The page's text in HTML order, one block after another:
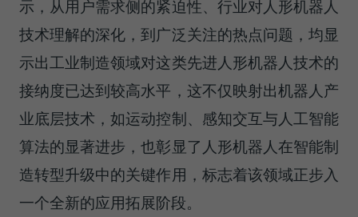
示，从用户需求侧的紧迫性、行业对人形机器人
技术理解的深化，到广泛关注的热点问题，均显
示出工业制造领域对这类先进人形机器人技术的
接纳度已达到较高水平，这不仅映射出机器人产
业底层技术，如运动控制、感知交互与人工智能
算法的显著进步，也彰显了人形机器人在智能制
造转型升级中的关键作用，标志着该领域正步入
一个全新的应用拓展阶段。